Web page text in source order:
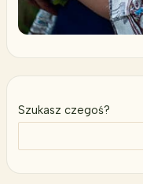
Szukasz czegoś?